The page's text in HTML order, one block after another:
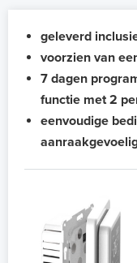
geleverd
voorzien van
7 dagen
functie met 2
eenvoudige